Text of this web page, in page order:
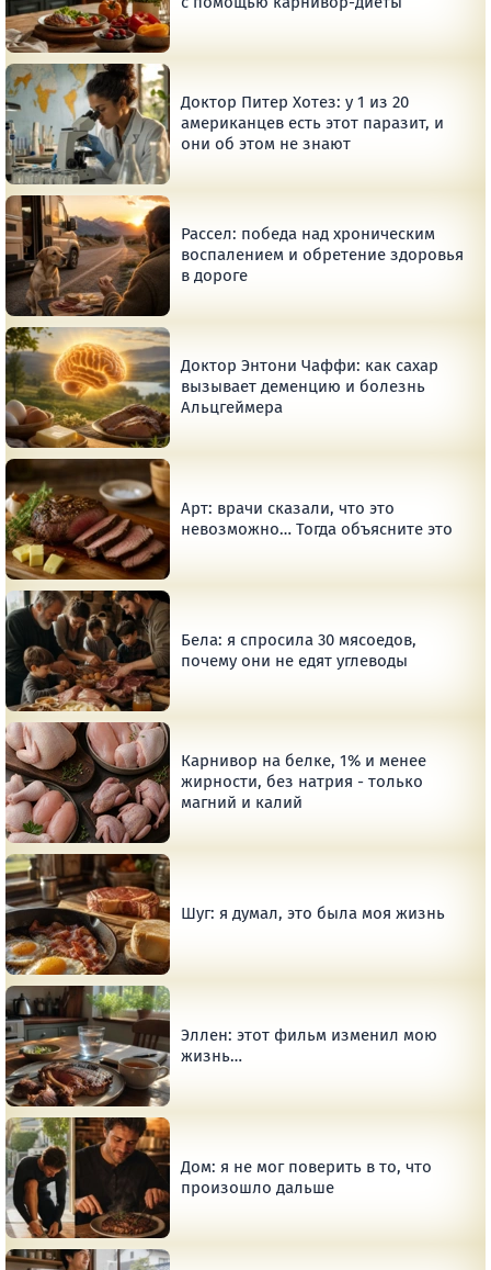
Доктор Питер Хотез: у 1 из 20
американцев есть этот паразит, и
они об этом не знают
Рассел: победа над хроническим
воспалением и обретение здоровья
в дороге
Доктор Энтони Чаффи: как сахар
вызывает деменцию и болезнь
Альцгеймера
Арт: врачи сказали, что это
невозможно… Тогда объясните это
Бела: я спросила 30 мясоедов,
почему они не едят углеводы
Карнивор на белке, 1% и менее
жирности, без натрия - только
магний и калий
Шуг: я думал, это была моя жизнь
Эллен: этот фильм изменил мою
жизнь…
Дом: я не мог поверить в то, что
произошло дальше